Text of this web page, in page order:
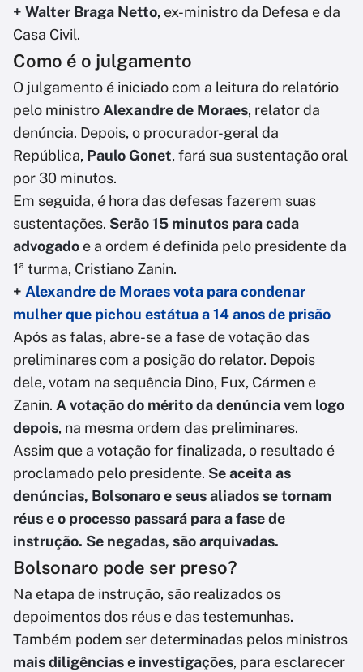
+ Walter Braga Netto, ex-ministro da Defesa e da
Casa Civil.
Como é o julgamento
O julgamento é iniciado com a leitura do relatório
pelo ministroAlexandre de Moraes, relator da
denúncia. Depois, o procurador-geral da
República, Paulo Gonet, fará sua sustentação oral
por 30 minutos.
Em seguida, é hora das defesas fazerem suas
sustentações. Serão 15 minutos para cada
advogado e a ordem é definida pelo presidente da
1ª turma, Cristiano Zanin.
+ Alexandre de Moraes vota para condenar
mulher que pichou estátua a 14 anos de prisão
Após as falas, abre-se a fase de votação das
preliminares com a posição do relator. Depois
dele, votam na sequência Dino, Fux, Cármen e
Zanin. A votação do mérito da denúncia vem logo
depois, na mesma ordem das preliminares.
Assim que a votação for finalizada, o resultado é
proclamado pelo presidente. Se aceita as
denúncias, Bolsonaro e seus aliados se tornam
réus e o processo passará para a fase de
instrução. Se negadas, são arquivadas.
Bolsonaro pode ser preso?
Na etapa de instrução, são realizados os
depoimentos dos réus e das testemunhas.
Também podem ser determinadas pelos ministros
mais diligências e investigações, para esclarecer